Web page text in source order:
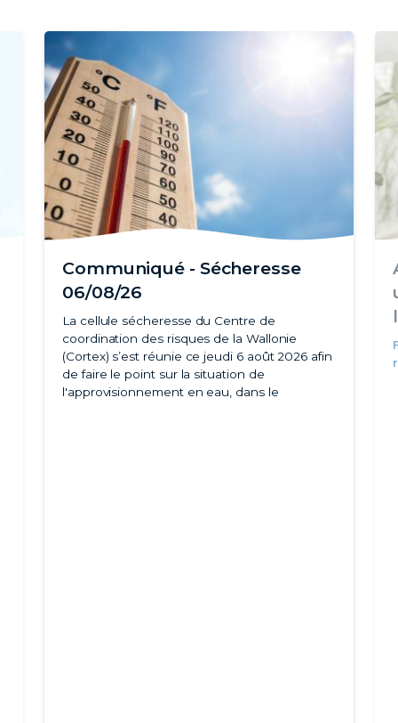
Communiqué - Sécheresse
06/08/26
La cellule sécheresse du Centre de
coordination des risques de la Wallonie
(Cortex) s’est réunie ce jeudi 6 août 2026 afin
de faire le point sur la situation de
l'approvisionnement en eau, dans le